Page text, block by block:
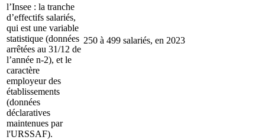
l’Insee : la tranche
d’effectifs salariés,
qui est une variable
statistique (données
arrêtées au 31/12 de
l’année n-2), et le
caractère
employeur des
établissements
(données
déclaratives
maintenues par
l'URSSAF).
250 à 499 salariés, en 2023